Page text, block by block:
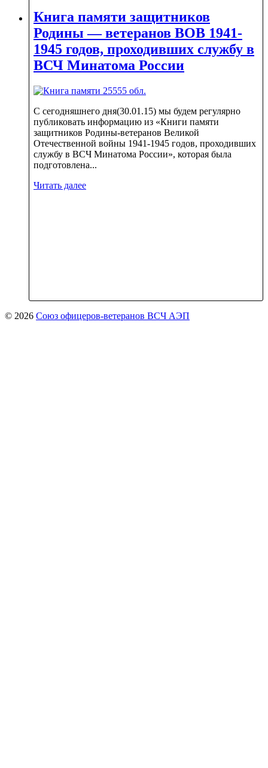
Книга памяти защитников
Родины — ветеранов ВОВ 1941-
1945 годов, проходивших службу в
ВСЧ Минатома России
С сегодняшнего дня(30.01.15) мы будем регулярно
публиковать информацию из «Книги памяти
защитников Родины-ветеранов Великой
Отечественной войны 1941-1945 годов, проходивших
службу в ВСЧ Минатома России», которая была
подготовлена...
Читать далее
© 2026 Союз офицеров-ветеранов ВСЧ АЭП